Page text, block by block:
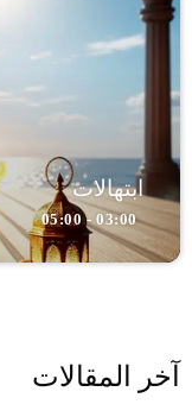
ابتهالات
03:00 - 05:00
آخر المقالات